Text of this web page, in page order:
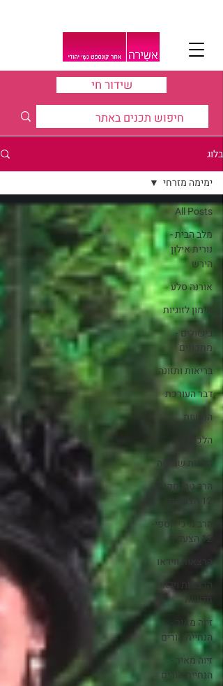
שידור חי
בלוג
All Posts
מלב הבית -
נורית אילון
הירש
אורנה סלע
אימון לזוגיות
בישולים -
מתכונים
בריאות ותזונה
דבר העורכת
הופעות
הלכות
הלכות שמיטה
הרב טברסקי -
12 הצעדים
הרב מיכי יוספי-
12 הצעדים
הרצאות ווידאו
הרצאות וידאו
חדשות
זיוה מאיר -
הנחיית הורים
זיוה מאיר -
הנחיית הורים
ימימה מזרחי